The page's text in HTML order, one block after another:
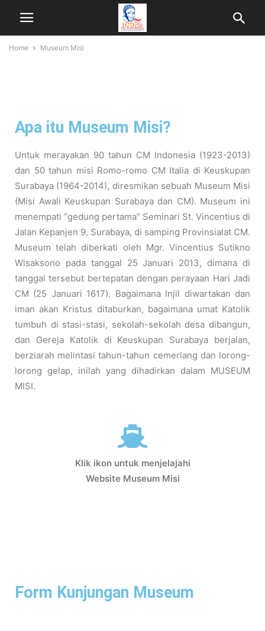
Home Museum Misi
Apa itu Museum Misi?
Untuk merayakan 90 tahun CM Indonesia (1923-2013)
dan 50 tahun misi Romo-romo CM Italia di Keuskupan
Surabaya (1964-2014), diresmikan sebuah Museum Misi
(Misi Awali Keuskupan Surabaya dan CM). Museum ini
menempati “gedung pertama” Seminari St. Vincentius di
Jalan Kepanjen 9, Surabaya, di samping Provinsialat CM.
Museum telah diberkati oleh Mgr. Vincentius Sutikno
Wisaksono pada tanggal 25 Januari 2013, dimana di
tanggal tersebut bertepatan dengan perayaan Hari Jadi
CM (25 Januari 1617). Bagaimana Injil diwartakan dan
iman akan Kristus ditaburkan, bagaimana umat Katolik
tumbuh di stasi-stasi, sekolah-sekolah desa dibangun,
dan Gereja Katolik di Keuskupan Surabaya berjalan,
berziarah melintasi tahun-tahun cemerlang dan lorong-
lorong gelap, inilah yang dihadirkan dalam MUSEUM
MISI.
Klik ikon untuk menjelajahi
Website Museum Misi
Form Kunjungan Museum